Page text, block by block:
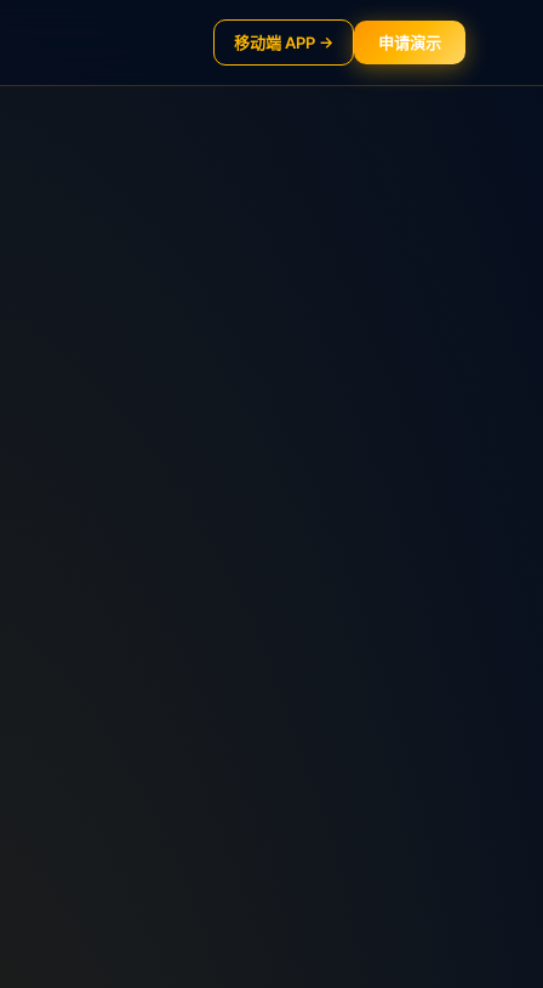
移动端 APP → 申请演示